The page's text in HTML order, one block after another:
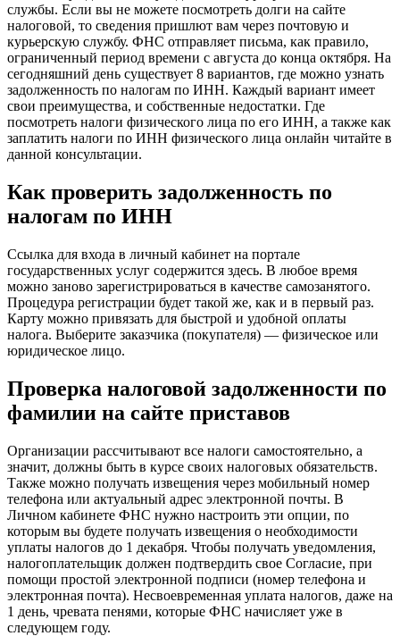
службы. Если вы не можете посмотреть долги на сайте
налоговой, то сведения пришлют вам через почтовую и
курьерскую службу. ФНС отправляет письма, как правило,
ограниченный период времени с августа до конца октября. На
сегодняшний день существует 8 вариантов, где можно узнать
задолженность по налогам по ИНН. Каждый вариант имеет
свои преимущества, и собственные недостатки. Где
посмотреть налоги физического лица по его ИНН, а также как
заплатить налоги по ИНН физического лица онлайн читайте в
данной консультации.
Как проверить задолженность по
налогам по ИНН
Ссылка для входа в личный кабинет на портале
государственных услуг содержится здесь. В любое время
можно заново зарегистрироваться в качестве самозанятого.
Процедура регистрации будет такой же, как и в первый раз.
Карту можно привязать для быстрой и удобной оплаты
налога. Выберите заказчика (покупателя) — физическое или
юридическое лицо.
Проверка налоговой задолженности по
фамилии на сайте приставов
Организации рассчитывают все налоги самостоятельно, а
значит, должны быть в курсе своих налоговых обязательств.
Также можно получать извещения через мобильный номер
телефона или актуальный адрес электронной почты. В
Личном кабинете ФНС нужно настроить эти опции, по
которым вы будете получать извещения о необходимости
уплаты налогов до 1 декабря. Чтобы получать уведомления,
налогоплательщик должен подтвердить свое Согласие, при
помощи простой электронной подписи (номер телефона и
электронная почта). Несвоевременная уплата налогов, даже на
1 день, чревата пенями, которые ФНС начисляет уже в
следующем году.